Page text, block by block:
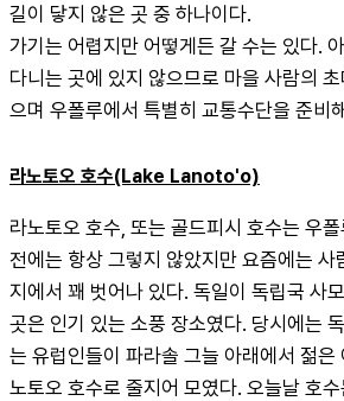
길이 닿지 않은 곳 중 하나이다.
가기는 어렵지만 어떻게든 갈 수는 있다.
다니는 곳에 있지 않으므로 마을 사람의
으며 우폴루에서 특별히 교통수단을 준비
라노토오 호수(Lake Lanoto'o)
라노토오 호수, 또는 골드피시 호수는 우
전에는 항상 그렇지 않았지만 요즘에는 사
지에서 꽤 벗어나 있다. 독일이 독립국 사
곳은 인기 있는 소풍 장소였다. 당시에는
는 유럽인들이 파라솔 그늘 아래에서 젊은
노토오 호수로 줄지어 모였다. 오늘날 호